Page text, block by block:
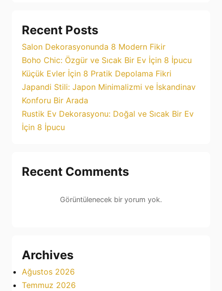
Recent Posts
Salon Dekorasyonunda 8 Modern Fikir
Boho Chic: Özgür ve Sıcak Bir Ev İçin 8 İpucu
Küçük Evler İçin 8 Pratik Depolama Fikri
Japandi Stili: Japon Minimalizmi ve İskandinav
Konforu Bir Arada
Rustik Ev Dekorasyonu: Doğal ve Sıcak Bir Ev
İçin 8 İpucu
Recent Comments
Görüntülenecek bir yorum yok.
Archives
Ağustos 2026
Temmuz 2026